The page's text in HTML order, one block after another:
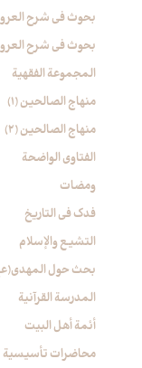
بحوث في شرح العروة
بحوث في شرح العروة
المجموعة الفقهیة
منهاج الصالحین (1)
منهاج الصالحین (2)
الفتاوی الواضحة
ومضات
فدک فی التاریخ
التشیع والإسلام
بحث حول
المدرسة القرآنیة
أئمة أهل البیت
محاضرات تأسیسیة